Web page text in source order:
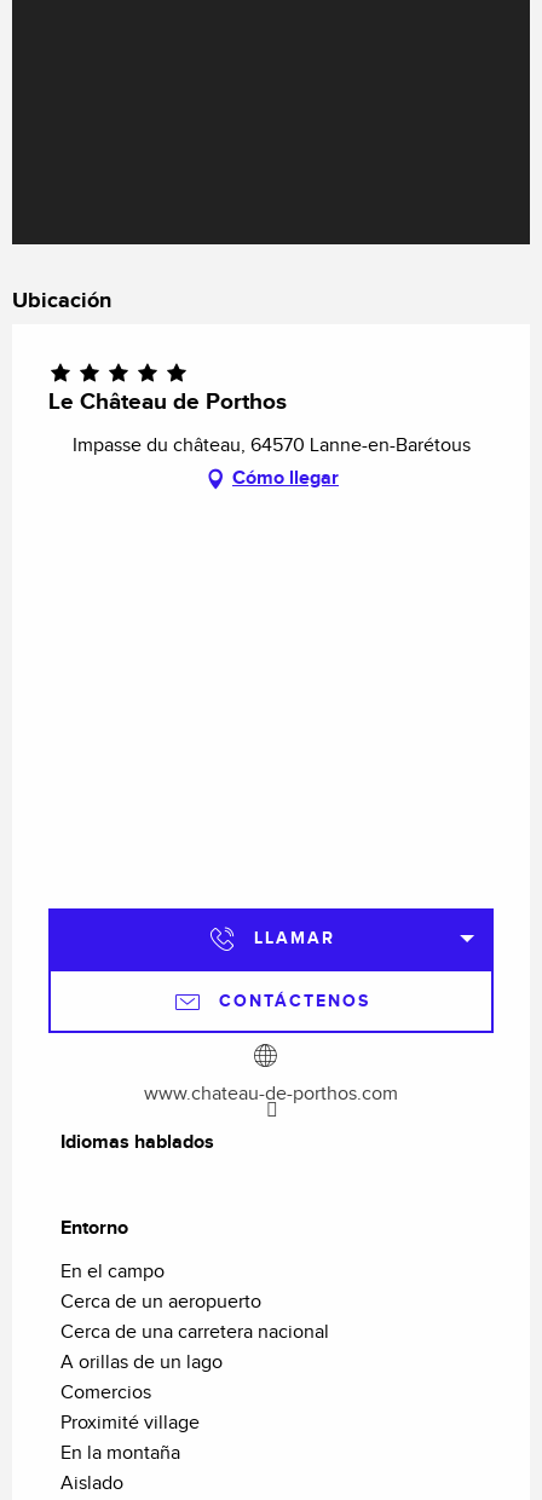
Ubicación
Le Château de Porthos
Impasse du château, 64570 Lanne-en-Barétous
Cómo llegar
LLAMAR
CONTÁCTENOS
www.chateau-de-porthos.com
Idiomas hablados
Idiomas hablados
Entorno
Entorno
En el campo
Cerca de un aeropuerto
Cerca de una carretera nacional
A orillas de un lago
Comercios
Proximité village
En la montaña
Aislado